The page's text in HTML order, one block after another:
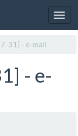
31] - e-mail
- e-